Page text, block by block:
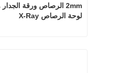
لوحة الرصاص X-Ray